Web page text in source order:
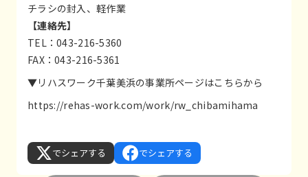
チラシの封入、軽作業
【連絡先】
TEL：043-216-5360
FAX：043-216-5361
▼リハスワーク千葉美浜の事業所ページはこちらから
https://rehas-work.com/work/rw_chibamihama
でシェアする でシェアする